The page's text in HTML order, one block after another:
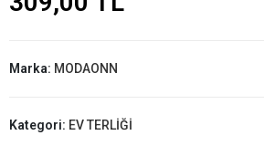
Marka: MODAONN
Kategori: EV TERLİĞİ